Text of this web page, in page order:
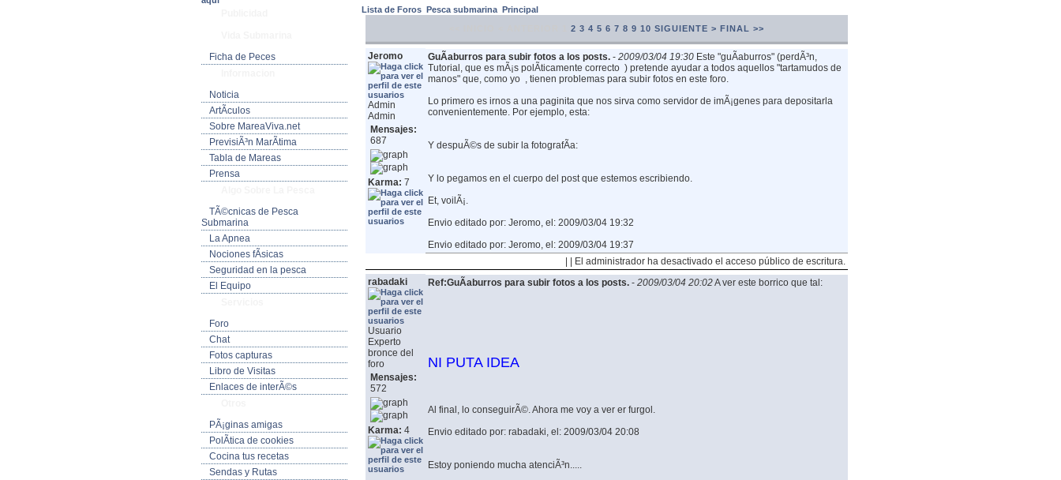
Ficha de Peces
Noticia
ArtÃ­culos
Sobre MareaViva.net
PrevisiÃ³n MarÃ­tima
Tabla de Mareas
Prensa
TÃ©cnicas de Pesca
Submarina
La Apnea
Nociones fÃ­sicas
Seguridad en la pesca
El Equipo
Foro
Chat
Fotos capturas
Libro de Visitas
Enlaces de interÃ©s
PÃ¡ginas amigas
PolÃ­tica de cookies
Cocina tus recetas
Sendas y Rutas
Lista de Foros Pesca submarina Principal
2 3 4 5 6 7 8 9 10 SIGUIENTE > FINAL >>
Jeromo
Admin
Admin
Mensajes:
687
Karma: 7
GuÃ­aburros para subir fotos a los posts.- 2009/03/04 19:30 Este "guÃ­aburros" (perdÃ³n,
Tutorial, que es mÃ¡s polÃ­ticamente correcto ) pretende ayudar a todos aquellos "tartamudos de
manos" que, como yo , tienen problemas para subir fotos en este foro.
Lo primero es irnos a una paginita que nos sirva como servidor de imÃ¡genes para depositarla
convenientemente. Por ejemplo, esta:
Y despuÃ©s de subir la fotografÃ­a:
Y lo pegamos en el cuerpo del post que estemos escribiendo.
Et, voilÃ¡.
Envio editado por: Jeromo, el: 2009/03/04 19:32
Envio editado por: Jeromo, el: 2009/03/04 19:37
| | El administrador ha desactivado el acceso público de escritura.
rabadaki
Usuario
Experto
bronce del
foro
Mensajes:
572
Karma: 4
Ref:GuÃ­aburros para subir fotos a los posts.- 2009/03/04 20:02A ver este borrico que tal:
NI PUTA IDEA
Al final, lo conseguirÃ©. Ahora me voy a ver er furgol.
Envio editado por: rabadaki, el: 2009/03/04 20:08
Estoy poniendo mucha atenciÃ³n.....